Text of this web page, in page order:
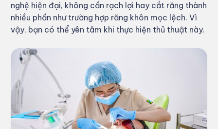
nghệ hiện đại, không cần rạch lợi hay cắt răng thành
nhiều phần như trường hợp răng khôn mọc lệch. Vì
vậy, bạn có thể yên tâm khi thực hiện thủ thuật này.